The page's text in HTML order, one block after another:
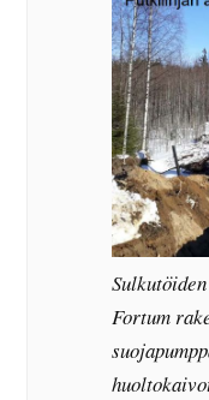
Fortum